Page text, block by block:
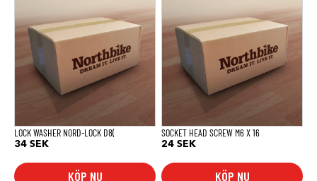
LOCK WASHER NORD-LOCK D8(
34 SEK
KÖP NU
SOCKET HEAD SCREW M6 X 16
24 SEK
KÖP NU